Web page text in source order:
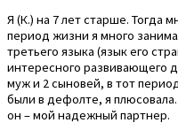
Я (К.) на 7 лет старше. Тогда
период жизни я много
третьего языка (язык его
интересного развивающего
муж и 2 сыновей, в тот
были в дефолте, я
он – мой надежный партнер.